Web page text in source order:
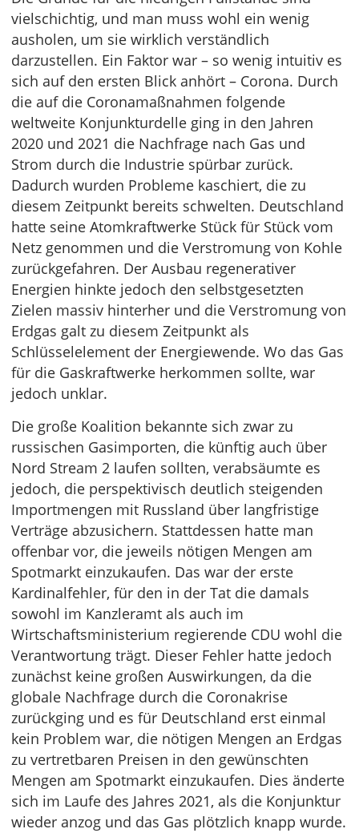
vielschichtig, und man muss wohl ein wenig
ausholen, um sie wirklich verständlich
darzustellen. Ein Faktor war – so wenig intuitiv es
sich auf den ersten Blick anhört – Corona. Durch
die auf die Coronamaßnahmen folgende
weltweite Konjunkturdelle ging in den Jahren
2020 und 2021 die Nachfrage nach Gas und
Strom durch die Industrie spürbar zurück.
Dadurch wurden Probleme kaschiert, die zu
diesem Zeitpunkt bereits schwelten. Deutschland
hatte seine Atomkraftwerke Stück für Stück vom
Netz genommen und die Verstromung von Kohle
zurückgefahren. Der Ausbau regenerativer
Energien hinkte jedoch den selbstgesetzten
Zielen massiv hinterher und die Verstromung von
Erdgas galt zu diesem Zeitpunkt als
Schlüsselelement der Energiewende. Wo das Gas
für die Gaskraftwerke herkommen sollte, war
jedoch unklar.
Die große Koalition bekannte sich zwar zu
russischen Gasimporten, die künftig auch über
Nord Stream 2 laufen sollten, verabsäumte es
jedoch, die perspektivisch deutlich steigenden
Importmengen mit Russland über langfristige
Verträge abzusichern. Stattdessen hatte man
offenbar vor, die jeweils nötigen Mengen am
Spotmarkt einzukaufen. Das war der erste
Kardinalfehler, für den in der Tat die damals
sowohl im Kanzleramt als auch im
Wirtschaftsministerium regierende CDU wohl die
Verantwortung trägt. Dieser Fehler hatte jedoch
zunächst keine großen Auswirkungen, da die
globale Nachfrage durch die Coronakrise
zurückging und es für Deutschland erst einmal
kein Problem war, die nötigen Mengen an Erdgas
zu vertretbaren Preisen in den gewünschten
Mengen am Spotmarkt einzukaufen. Dies änderte
sich im Laufe des Jahres 2021, als die Konjunktur
wieder anzog und das Gas plötzlich knapp wurde.